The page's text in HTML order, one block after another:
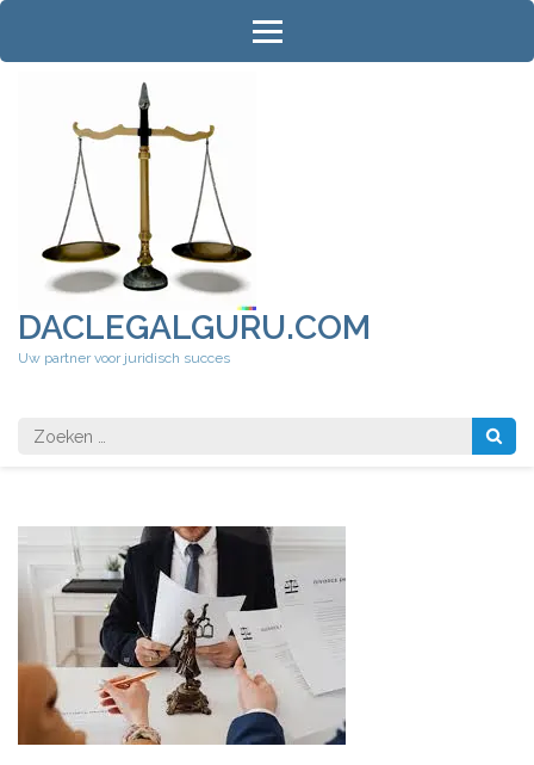
Ga
inhoud
DACLEGALGURU.COM
Uw partner voor juridisch succes
Zoeken
naar: